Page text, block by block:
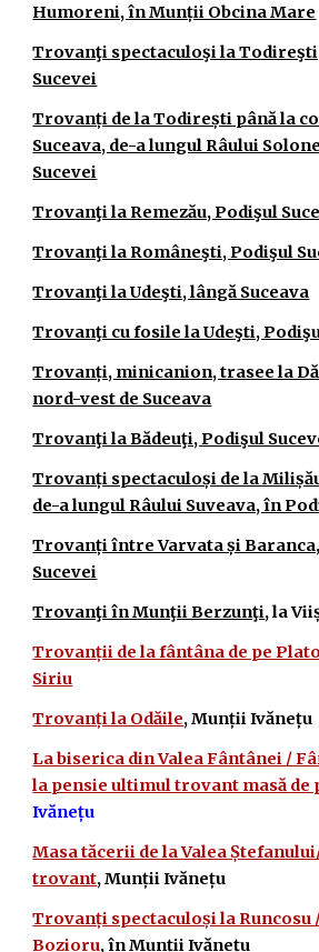
Humoreni, în Munții Obcina Mare
Trovanţi spectaculoşi la
Sucevei
Trovanți de la Todirești până la
Suceava, de-a lungul Râului
Sucevei
Trovanţi la Remezău, Podişul
Trovanţi la Româneşti, Podişul
Trovanţi la Udeşti, lângă Suceava
Trovanţi cu fosile la Udeşti,
Trovanți, minicanion, trasee la
nord-vest de Suceava
Trovanţi la Bădeuţi, Podişul
Trovanți spectaculoși de la
de-a lungul Râului Suveava, în
Trovanți între Varvata și
Sucevei
Trovanţi în Munţii Berzunţi, la
Trovanții de la fântâna de pe
Siriu
Trovanți la Odăile, Munții Ivănețu
La biserica din Valea Fântânei /
la pensie ultimul trovant masă de
Ivănețu
Masa tăcerii de la Valea
trovant, Munții Ivănețu
Trovanți spectaculoși la Runcosu
Bozioru, în Munții Ivănețu